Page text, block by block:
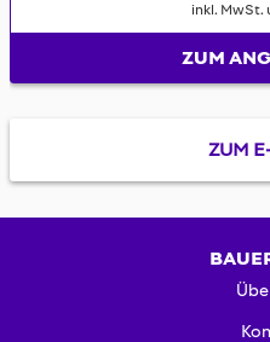
inkl. MwSt.
ZUM
ZUM